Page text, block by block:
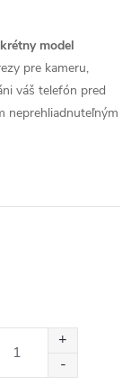
model
pre kameru,
váš telefón pred
neprehliadnuteľným